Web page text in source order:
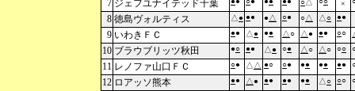
7 ジェフユナイテッド千葉 ○△ ×
8 徳島ヴォルティス △ ● ●● ● △ ○● ○△ △ ○ ●●
9 いわきＦＣ ●● △ ● ●● △○ △ ● ●● ○○
10 ブラウブリッツ秋田 ●○ ●● △ ● ○● △ ○ △ ○ ○○
11 レノファ山口ＦＣ ○● △ △ ●○ ○● ●● ●● ●●
12 ロアッソ熊本 ●● △ ● ●● ●● ●● △ ○ ○○